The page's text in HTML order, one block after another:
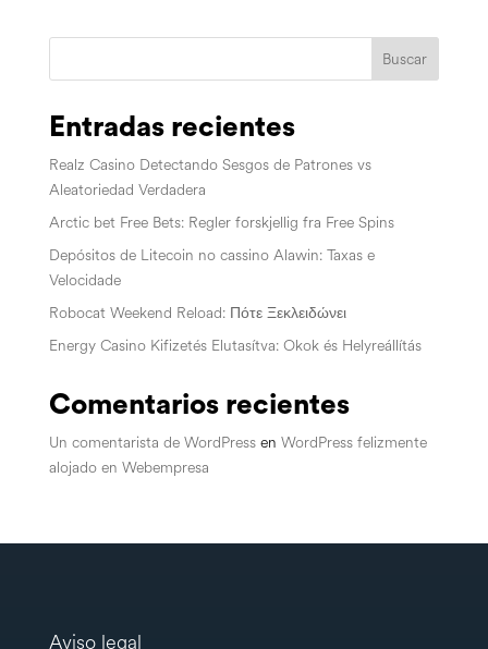
Buscar
Entradas recientes
Realz Casino Detectando Sesgos de Patrones vs
Aleatoriedad Verdadera
Arctic bet Free Bets: Regler forskjellig fra Free Spins
Depósitos de Litecoin no cassino Alawin: Taxas e
Velocidade
Robocat Weekend Reload: Πότε Ξεκλειδώνει
Energy Casino Kifizetés Elutasítva: Okok és Helyreállítás
Comentarios recientes
Un comentarista de WordPressen WordPress felizmente
alojado en Webempresa
Aviso legal